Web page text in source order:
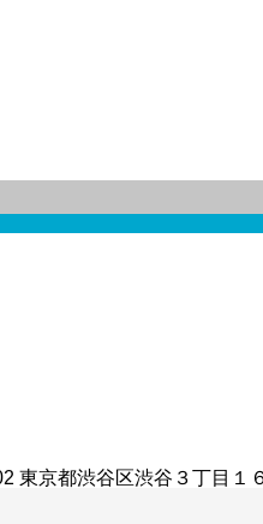
東京都渋谷区渋谷３丁目